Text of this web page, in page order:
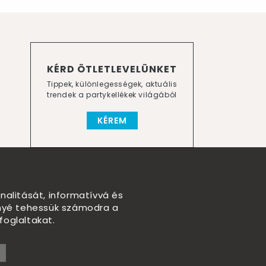
KÉRD ÖTLETLEVELÜNKET
Tippek, különlegességek, aktuális
trendek a partykellékek világából
KÉREM
informatívvá és
tehessük számodra a
foglaltakat.